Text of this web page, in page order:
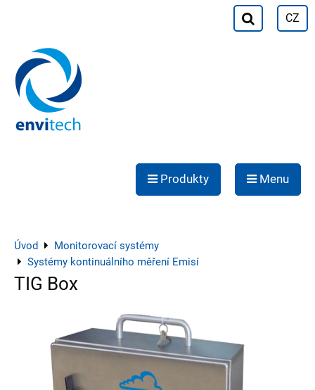
CZ
Produkty Menu
Úvod
Monitorovací systémy
Systémy kontinuálního měření Emisí
TIG Box